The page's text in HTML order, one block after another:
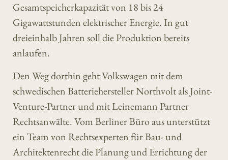
Gesamtspeicherkapazität von 18 bis 24
Gigawattstunden elektrischer Energie. In gut
dreieinhalb Jahren soll die Produktion bereits
anlaufen.
Den Weg dorthin geht Volkswagen mit dem
schwedischen Batteriehersteller Northvolt als Joint-
Venture-Partner und mit Leinemann Partner
Rechtsanwälte. Vom Berliner Büro aus unterstützt
ein Team von Rechtsexperten für Bau- und
Architektenrecht die Planung und Errichtung der